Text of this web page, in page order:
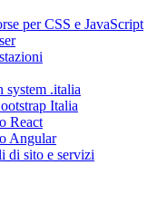
per CSS e JavaScript
system .italia
Italia
React
Angular
di sito e servizi